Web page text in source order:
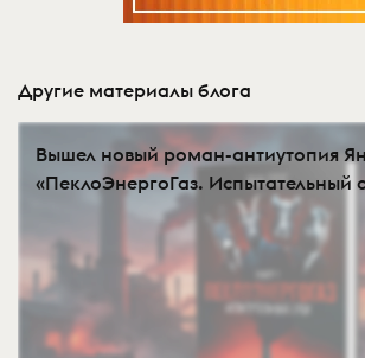
Другие материалы блога
Вышел новый роман-антиутопия
«ПеклоЭнергоГаз. Испытательный